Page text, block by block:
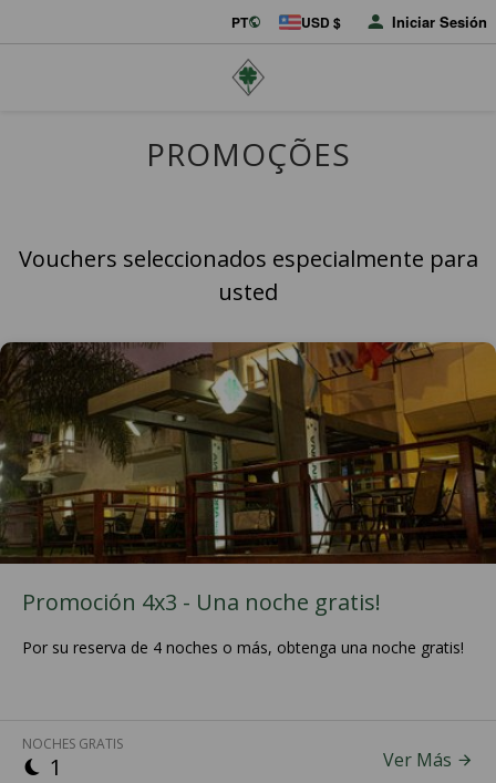
PT USD $ Iniciar Sesión
PROMOÇÕES
Vouchers seleccionados especialmente para
usted
Promoción 4x3 - Una noche gratis!
Por su reserva de 4 noches o más, obtenga una noche gratis!
NOCHES GRATIS
1 Ver Más